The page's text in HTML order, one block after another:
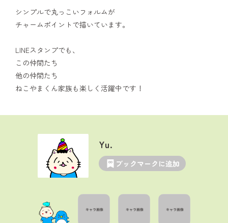
シンプルで丸っこいフォルムが
チャームポイントで描いています。
LINEスタンプでも、
この仲間たち
他の仲間たち
ねこやまくん家族も楽しく活躍中です！
Yu.
ブックマークに追加